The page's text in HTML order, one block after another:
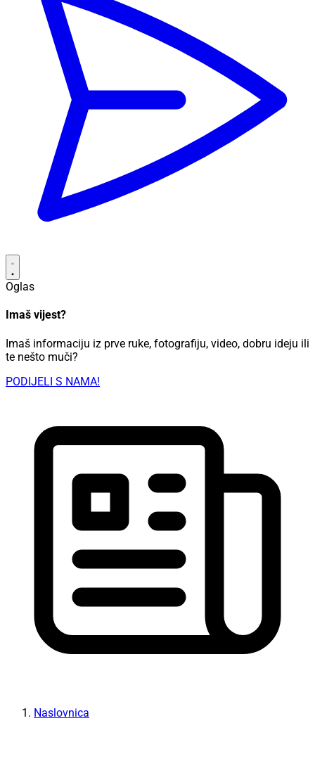
Oglas
Imaš vijest?
Imaš informaciju iz prve ruke, fotografiju, video, dobru ideju ili
te nešto muči?
PODIJELI S NAMA!
Naslovnica